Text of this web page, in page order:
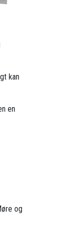
kan
en
og